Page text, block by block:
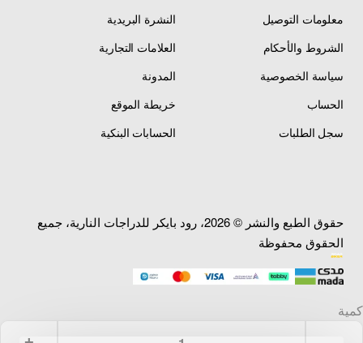
معلومات التوصيل
الشروط والأحكام
سياسة الخصوصية
الحساب
سجل الطلبات
النشرة البريدية
العلامات التجارية
المدونة
خريطة الموقع
الحسابات البنكية
حقوق الطبع والنشر © 2026، رود بايكر للدراجات النارية، جميع
الحقوق محفوظة